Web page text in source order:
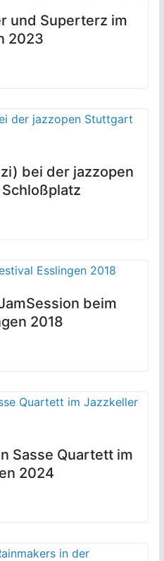
und Superterz im
2023
bei der jazzopen
beim
2018
Sasse Quartett im
2024